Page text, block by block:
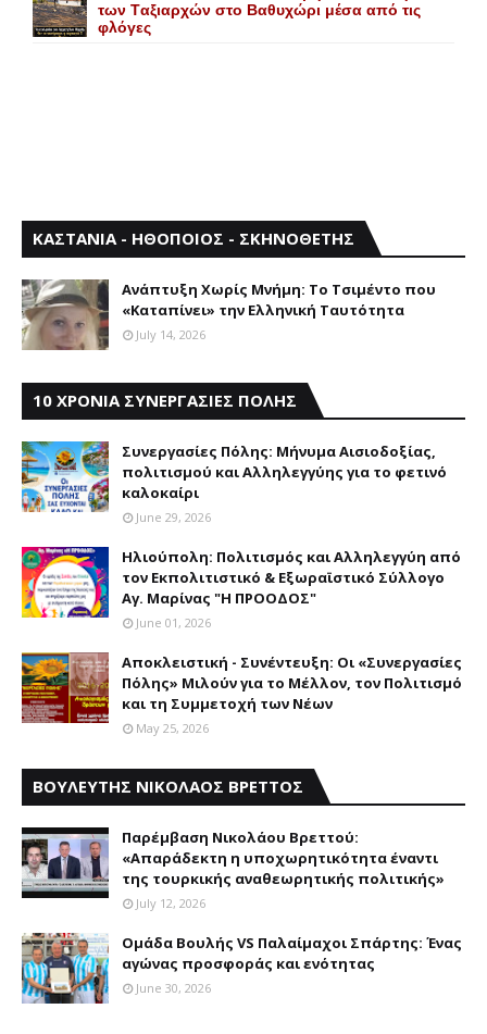
των Tαξιαρχών στο Bαθυχώρι μέσα από τις
φλόγες
ΚΑΣΤΑΝΙΑ - ΗΘΟΠΟΙΟΣ - ΣΚΗΝΟΘΕΤΗΣ
Aνάπτυξη Xωρίς Mνήμη: Το Τσιμέντο που
«Καταπίνει» την Ελληνική Ταυτότητα
July 14, 2026
10 ΧΡΟΝΙΑ ΣΥΝΕΡΓΑΣΙΕΣ ΠΟΛΗΣ
Συνεργασίες Πόλης: Mήνυμα Aισιοδοξίας,
πολιτισμού και Aλληλεγγύης για το φετινό
καλοκαίρι
June 29, 2026
Ηλιούπολη: Πολιτισμός και Aλληλεγγύη από
τον Εκπολιτιστικό & Εξωραϊστικό Σύλλογο
Αγ. Μαρίνας "Η ΠΡΟΟΔΟΣ"
June 01, 2026
Αποκλειστική - Συνέντευξη: Οι «Συνεργασίες
Πόλης» Μιλούν για το Μέλλον, τον Πολιτισμό
και τη Συμμετοχή των Νέων
May 25, 2026
ΒΟΥΛΕΥΤΗΣ ΝΙΚΟΛΑΟΣ ΒΡΕΤΤΟΣ
Παρέμβαση Nικολάου Bρεττού:
«Aπαράδεκτη η υποχωρητικότητα έναντι
της τουρκικής αναθεωρητικής πολιτικής»
July 12, 2026
Ομάδα Βουλής VS Παλαίμαχοι Σπάρτης: Ένας
αγώνας προσφοράς και ενότητας
June 30, 2026